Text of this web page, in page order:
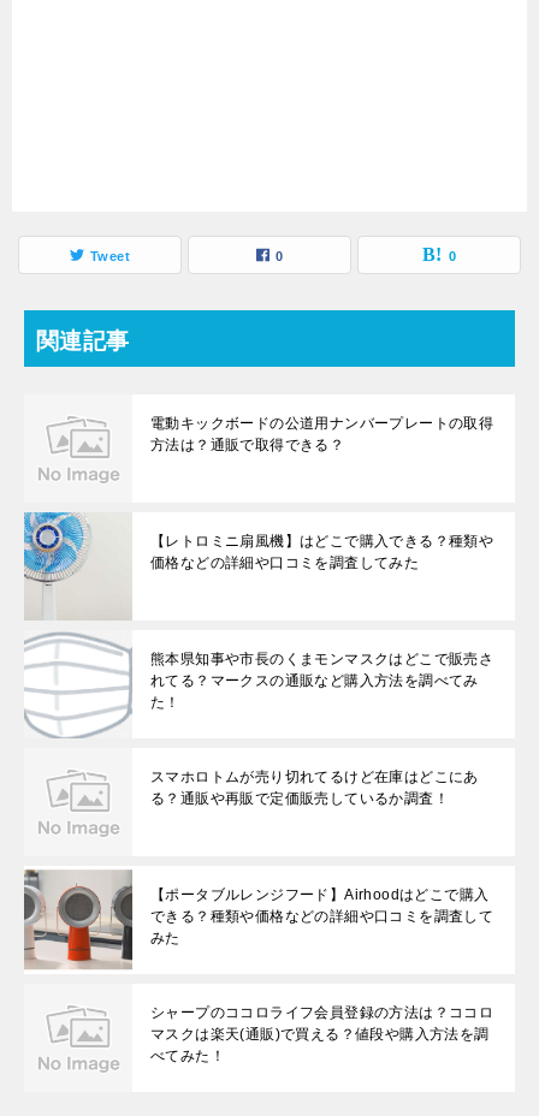
Tweet 0 0
関連記事
電動キックボードの公道用ナンバープレートの取得
方法は？通販で取得できる？
【レトロミニ扇風機】はどこで購入できる？種類や
価格などの詳細や口コミを調査してみた
熊本県知事や市長のくまモンマスクはどこで販売さ
れてる？マークスの通販など購入方法を調べてみ
た！
スマホロトムが売り切れてるけど在庫はどこにあ
る？通販や再販で定価販売しているか調査！
【ポータブルレンジフード】Airhoodはどこで購入
できる？種類や価格などの詳細や口コミを調査して
みた
シャープのココロライフ会員登録の方法は？ココロ
マスクは楽天(通販)で買える？値段や購入方法を調
べてみた！